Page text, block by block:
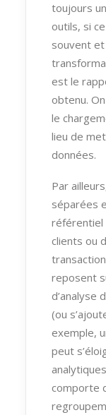
toujours
outils, si
souvent
est le
obtenu.
le
lieu de
données.
Par
séparées
référentiel
clients ou
reposent
d’analyse
(ou
exemple,
peut
comporte